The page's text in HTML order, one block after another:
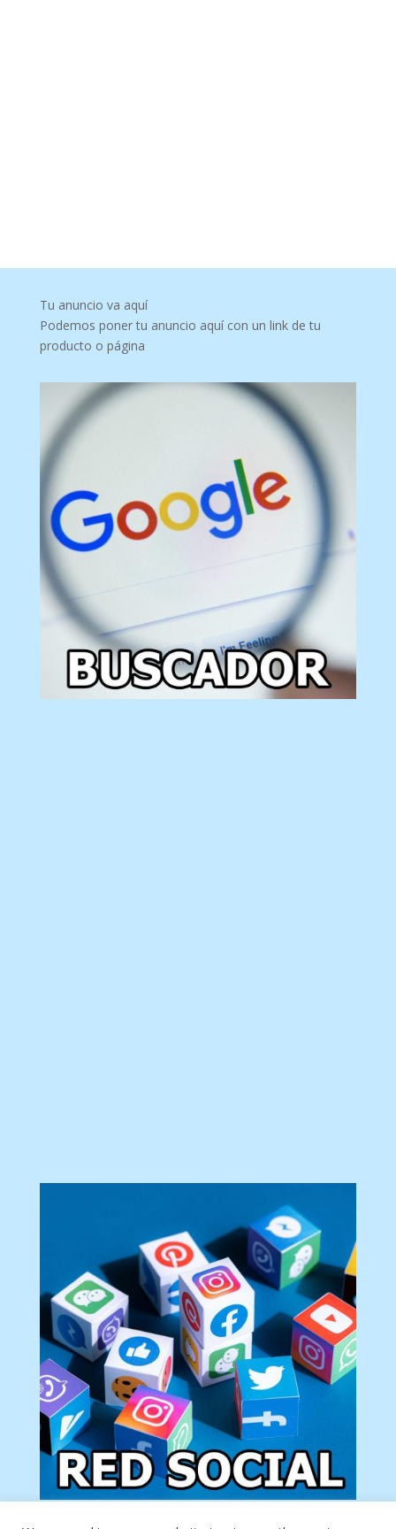
Tu anuncio va aquí
Podemos poner tu anuncio aquí con un link de tu
producto o página